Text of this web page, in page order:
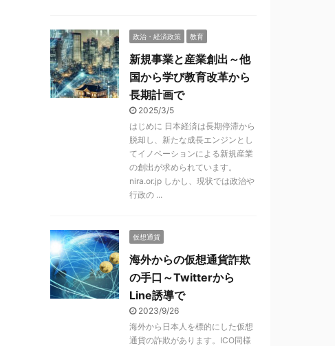
政治・経済政策 教育
新規事業と産業創出～他
国から学び教育改革から
長期計画で
2025/3/5
はじめに 日本経済は長期停滞から
脱却し、新たな成長エンジンとし
てイノベーションによる新規産業
の創出が求められています​。
nira.or.jp しかし、現状では政治や
行政の ...
仮想通貨
海外からの仮想通貨詐欺
の手口～Twitterから
Line誘導で
2023/9/26
海外から日本人を標的にした仮想
通貨の詐欺があります。ICO同様